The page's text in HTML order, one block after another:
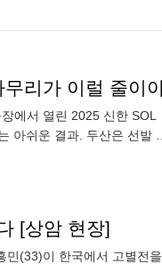
에서 열린 2025 신한 SOL
아쉬운 결과. 두산은 선발 최
[상암 현장]
민(33)이 한국에서 고별전을